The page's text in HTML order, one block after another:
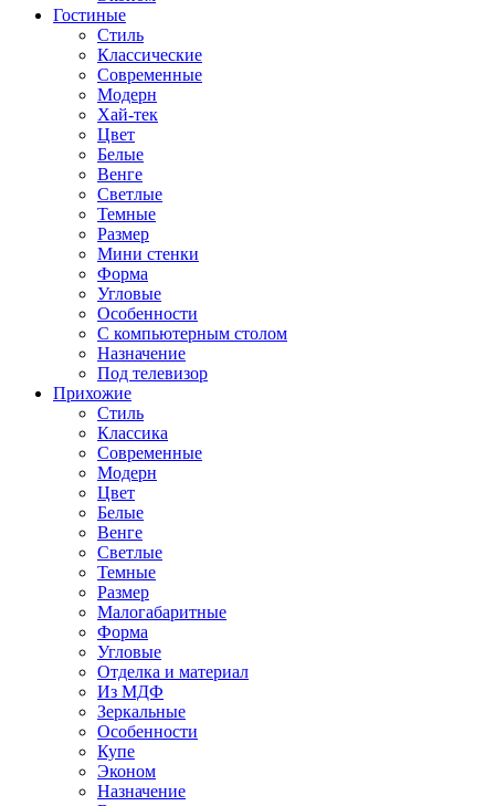
Гостиные
Стиль
Классические
Современные
Модерн
Хай-тек
Цвет
Белые
Венге
Светлые
Темные
Размер
Мини стенки
Форма
Угловые
Особенности
С компьютерным столом
Назначение
Под телевизор
Прихожие
Стиль
Классика
Современные
Модерн
Цвет
Белые
Венге
Светлые
Темные
Размер
Малогабаритные
Форма
Угловые
Отделка и материал
Из МДФ
Зеркальные
Особенности
Купе
Эконом
Назначение